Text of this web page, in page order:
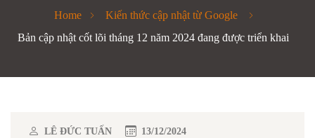
Home
Kiến thức cập nhật từ Google
Bản cập nhật cốt lõi tháng 12 năm 2024 đang được triển khai
LÊ ĐỨC TUẤN 13/12/2024